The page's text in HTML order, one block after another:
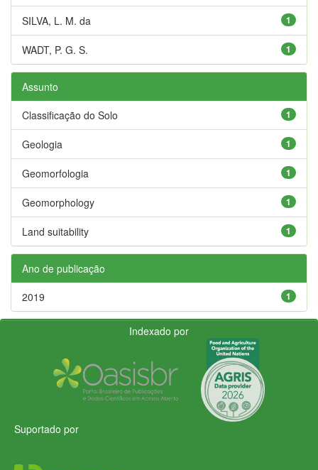
1
SILVA, L. M. da
1
WADT, P. G. S.
Assunto
1
Classificação do Solo
1
Geologia
1
Geomorfologia
1
Geomorphology
1
Land suitability
Ano de publicação
1
2019
Indexado por
Suportado por